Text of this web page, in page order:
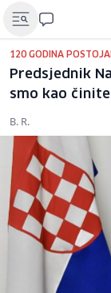
120 GODINA
Predsjednik
smo kao
B. R.